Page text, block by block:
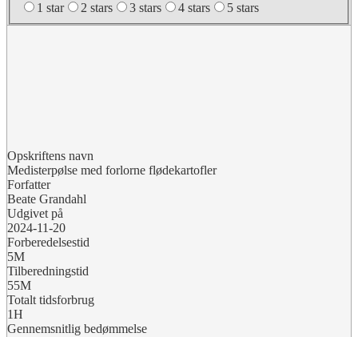
1 star
2 stars 3 stars 4 stars 5 stars
Opskriftens navn
Medisterpølse med forlorne flødekartofler
Forfatter
Beate Grandahl
Udgivet på
2024-11-20
Forberedelsestid
5M
Tilberedningstid
55M
Totalt tidsforbrug
1H
Gennemsnitlig bedømmelse